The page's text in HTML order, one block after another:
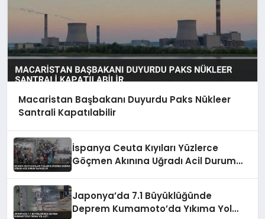
Macaristan Başbakanı Duyurdu Paks Nükleer
Santrali Kapatılabilir
İspanya Ceuta Kıyıları Yüzlerce
Göçmen Akınına Uğradı Acil Durum
Japonya’da 7.1 Büyüklüğünde
Deprem Kumamoto’da Yıkıma Yol